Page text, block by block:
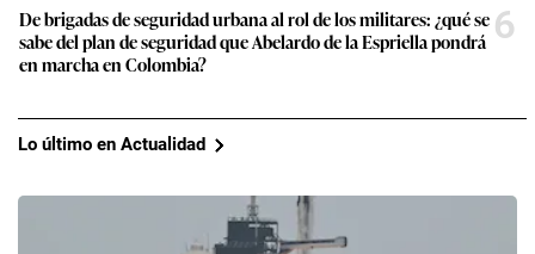
De brigadas de seguridad urbana al rol de los militares: ¿qué se
sabe del plan de seguridad que Abelardo de la Espriella pondrá
en marcha en Colombia?
6
Lo último en Actualidad